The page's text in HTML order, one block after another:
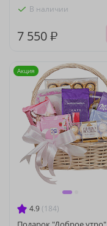
В наличии
7 550 ₽
4.9 (184)
Акция